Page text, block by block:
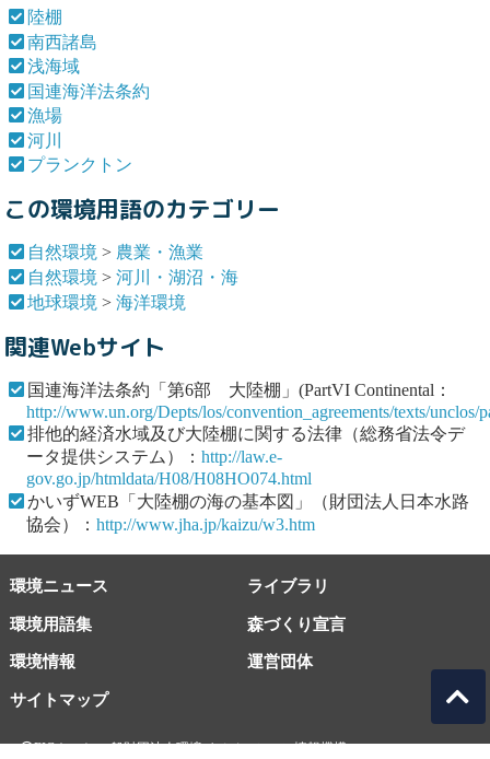
陸棚
南西諸島
浅海域
国連海洋法条約
漁場
河川
プランクトン
この環境用語のカテゴリー
自然環境 > 農業・漁業
自然環境 >河川・湖沼・海
地球環境 >海洋環境
関連Webサイト
国連海洋法条約「第6部 大陸棚」(PartVI Continental：
http://www.un.org/Depts/los/convention_agreements/texts/unclos/
排他的経済水域及び大陸棚に関する法律（総務省法令デ
ータ提供システム）： http://law.e-
gov.go.jp/htmldata/H08/H08HO074.html
かいずWEB「大陸棚の海の基本図」（財団法人日本水路
協会）： http://www.jha.jp/kaizu/w3.htm
環境ニュース ライブラリ
環境用語集 森づくり宣言
環境情報
サイトマップ
運営団体
EICネット 一般財団法人環境イノベーション情報機構